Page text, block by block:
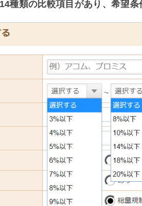
種類の比較項目があり、希望